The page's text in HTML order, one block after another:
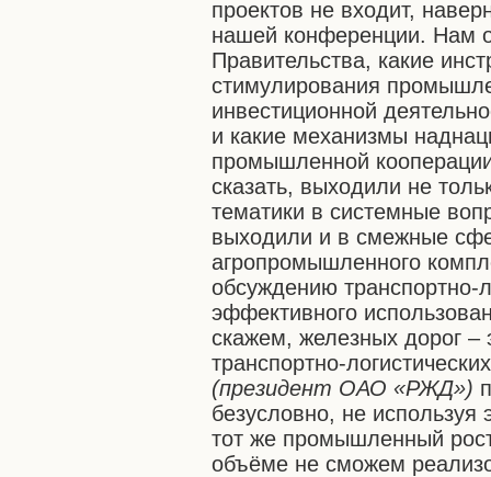
проектов не входит,
нашей конференции. Нам
Правительства, какие
стимулирования
инвестиционной
и какие механизмы
промышленной
сказать, выходили не
тематики в системные
выходили и в смежные
агропромышленного
обсуждению транспортно-
эффективного
скажем, железных дорог
транспортно-
(президент ОАО «РЖД»)
безусловно, не используя
тот же промышленный
объёме не сможем